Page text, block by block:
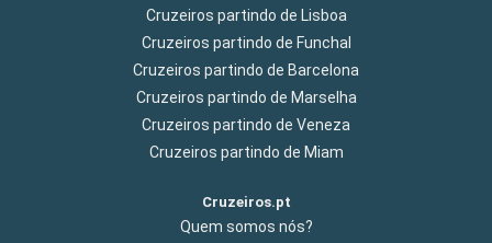
Cruzeiros partindo de Lisboa
Cruzeiros partindo de Funchal
Cruzeiros partindo de Barcelona
Cruzeiros partindo de Marselha
Cruzeiros partindo de Veneza
Cruzeiros partindo de Miam
Cruzeiros.pt
Quem somos nós?